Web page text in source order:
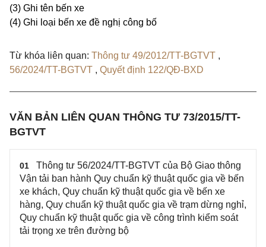
(3) Ghi tên bến xe
(4) Ghi loại bến xe đề nghị công bố
Từ khóa liên quan: Thông tư 49/2012/TT-BGTVT ,
56/2024/TT-BGTVT , Quyết định 122/QĐ-BXD
VĂN BẢN LIÊN QUAN THÔNG TƯ 73/2015/TT-
BGTVT
01
Thông tư 56/2024/TT-BGTVT của Bộ Giao thông
Vận tải ban hành Quy chuẩn kỹ thuật quốc gia về bến
xe khách, Quy chuẩn kỹ thuật quốc gia về bến xe
hàng, Quy chuẩn kỹ thuật quốc gia về trạm dừng nghỉ,
Quy chuẩn kỹ thuật quốc gia về công trình kiểm soát
tải trọng xe trên đường bộ